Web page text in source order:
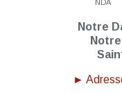
Notre
►